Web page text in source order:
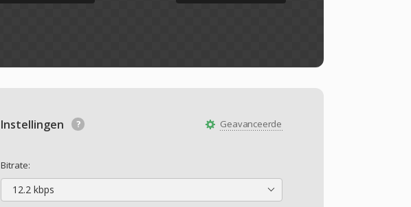
Geavanceerde
Instellingen
Bitrate:
12.2 kbps